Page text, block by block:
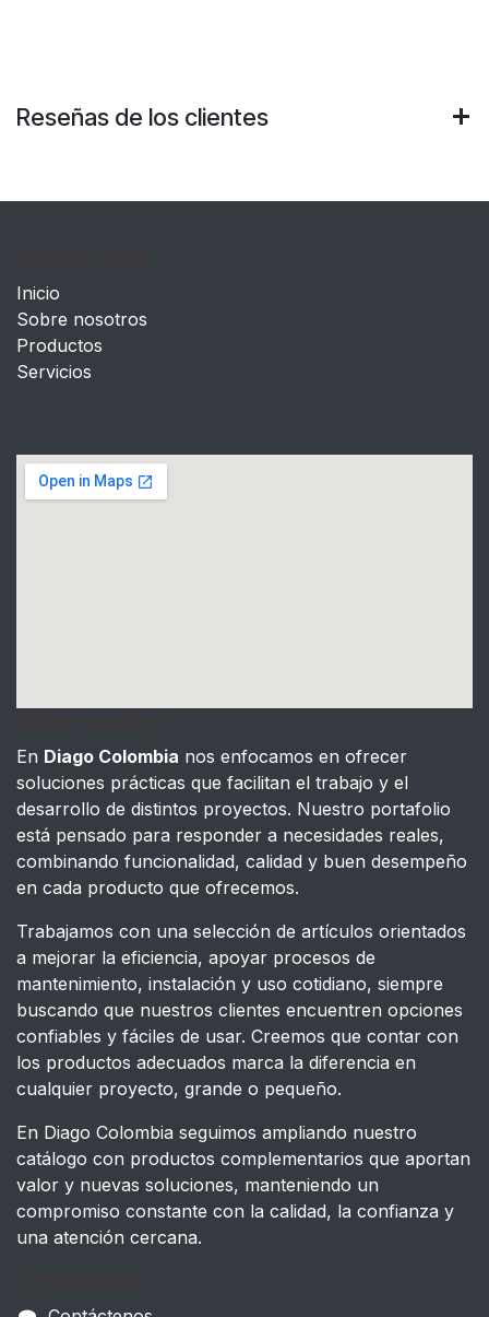
Reseñas de los clientes
Inicio
Sobre nosotros
Productos
Servicios
En Diago Colombia nos enfocamos en ofrecer
soluciones prácticas que facilitan el trabajo y el
desarrollo de distintos proyectos. Nuestro portafolio
está pensado para responder a necesidades reales,
combinando funcionalidad, calidad y buen desempeño
en cada producto que ofrecemos.
Trabajamos con una selección de artículos orientados
a mejorar la eficiencia, apoyar procesos de
mantenimiento, instalación y uso cotidiano, siempre
buscando que nuestros clientes encuentren opciones
confiables y fáciles de usar. Creemos que contar con
los productos adecuados marca la diferencia en
cualquier proyecto, grande o pequeño.
En Diago Colombia seguimos ampliando nuestro
catálogo con productos complementarios que aportan
valor y nuevas soluciones, manteniendo un
compromiso constante con la calidad, la confianza y
una atención cercana.